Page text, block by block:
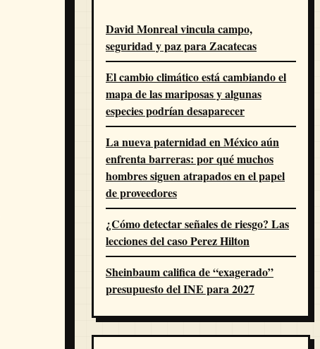
David Monreal vincula campo,
seguridad y paz para Zacatecas
El cambio climático está cambiando el
mapa de las mariposas y algunas
especies podrían desaparecer
La nueva paternidad en México aún
enfrenta barreras: por qué muchos
hombres siguen atrapados en el papel
de proveedores
¿Cómo detectar señales de riesgo? Las
lecciones del caso Perez Hilton
Sheinbaum califica de “exagerado”
presupuesto del INE para 2027